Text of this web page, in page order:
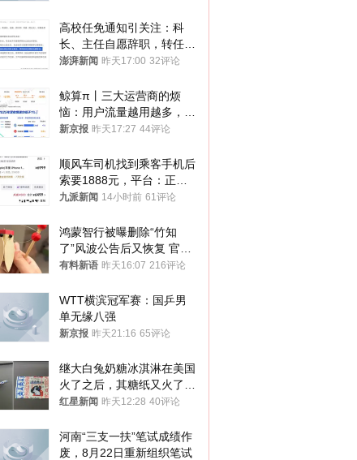
高校任免通知引关注：科
长、主任自愿辞职，转任思
政辅导员
澎湃新闻 昨天17:00 32评论
鲸算π丨三大运营商的烦
恼：用户流量越用越多，收
入却越来越少
新京报 昨天17:27 44评论
顺风车司机找到乘客手机后
索要1888元，平台：正和
司机沟通协商
九派新闻 14小时前 61评论
鸿蒙智行被曝删除“竹知
了”风波公告后又恢复 官媒
曾力挺：劝华为要大度的，
有料新语 昨天16:07 216评论
WTT横滨冠军赛：国乒男
单无缘八强
新京报 昨天21:16 65评论
继大白兔奶糖冰淇淋在美国
火了之后，其糖纸又火了！
海外博主盛赞：平面设计经
红星新闻 昨天12:28 40评论
河南“三支一扶”笔试成绩作
废，8月22日重新组织笔试